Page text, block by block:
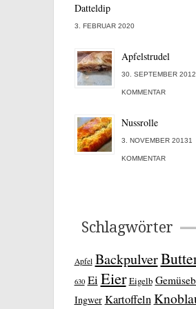
Datteldip
3. FEBRUAR 2020
Apfelstrudel
30. SEPTEMBER
KOMMENTAR
Nussrolle
3. NOVEMBER 20131
KOMMENTAR
Schlagwörter
Apfel Backpulver
630 Ei Eier Eigelb
Ingwer Kartoffeln